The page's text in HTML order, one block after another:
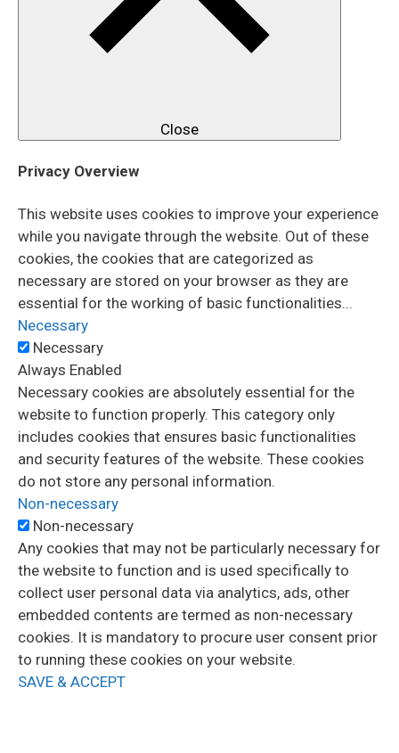
Close
Privacy Overview
This website uses cookies to improve your experience
while you navigate through the website. Out of these
cookies, the cookies that are categorized as
necessary are stored on your browser as they are
essential for the working of basic functionalities...
Necessary
Necessary
Always Enabled
Necessary cookies are absolutely essential for the
website to function properly. This category only
includes cookies that ensures basic functionalities
and security features of the website. These cookies
do not store any personal information.
Non-necessary
Non-necessary
Any cookies that may not be particularly necessary for
the website to function and is used specifically to
collect user personal data via analytics, ads, other
embedded contents are termed as non-necessary
cookies. It is mandatory to procure user consent prior
to running these cookies on your website.
SAVE & ACCEPT